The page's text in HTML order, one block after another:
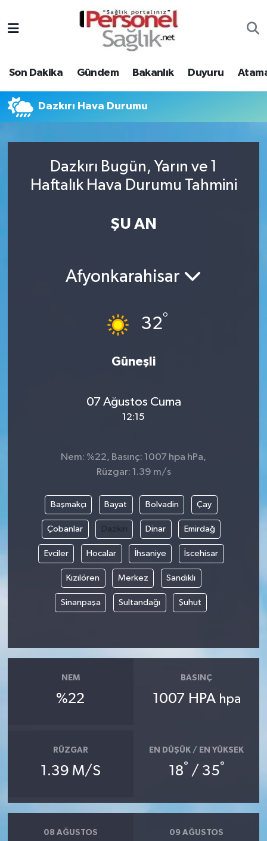
Son Dakika Gündem Bakanlık Duyuru
Dazkırı Hava Durumu
Dazkırı Bugün, Yarın ve 1
Haftalık Hava Durumu Tahmini
ŞU AN
Afyonkarahisar
32°
Güneşli
07 Ağustos Cuma
12:15
Nem: %22, Basınç: 1007 hpa hPa,
Rüzgar: 1.39 m/s
Başmakçı Bayat Bolvadin Çay
Çobanlar Dazkırı Dinar Emirdağ
Evciler Hocalar İhsaniye İscehisar
Kızılören Merkez Sandıklı
Sinanpaşa Sultandağı Şuhut
NEM
%22
BASINÇ
1007 HPA hpa
RÜZGAR
1.39 M/S
EN DÜŞÜK / EN YÜKSEK
18° / 35°
08 AĞUSTOS 09 AĞUSTOS
Gündem
Bakanlık
Atamalar
Nöbetçi Eczaneler
Hava Durumu
Trafik Durumu
Tüm Manşetler